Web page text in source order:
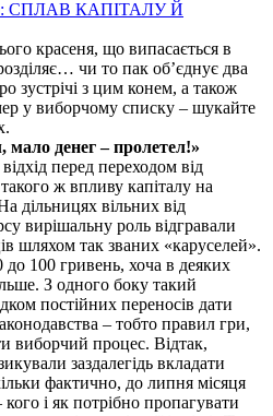
красеня, що випасається в
чи то пак об’єднує два
зустрічі з цим конем, а також
у виборчому списку – шукайте
мало денег – пролетел!»
перед переходом від
ж впливу капіталу на
дільницях вільних від
вирішальну роль відгравали
шляхом так званих «каруселей».
100 гривень, хоча в деяких
З одного боку такий
постійних переносів дати
– тобто правил гри,
виборчий процес. Відтак,
заздалегідь вкладати
фактично, до липня місяця
і як потрібно пропагувати